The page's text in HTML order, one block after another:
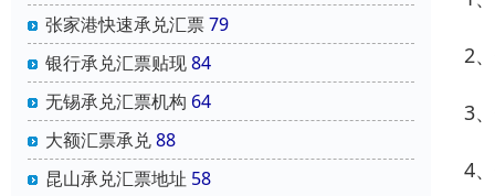
张家港快速承兑汇票79
银行承兑汇票贴现84
无锡承兑汇票机构 64
大额汇票承兑88
昆山承兑汇票地址 58
2
3
4